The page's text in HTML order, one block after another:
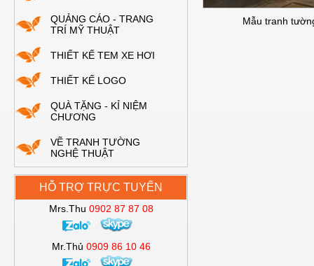
QUẢNG CÁO - TRANG
TRÍ MỸ THUẬT
THIẾT KẾ TEM XE HƠI
THIẾT KẾ LOGO
QUÀ TẶNG - KỈ NIỆM
CHƯƠNG
VẼ TRANH TƯỜNG
NGHỆ THUẬT
HỖ TRỢ TRỰC TUYẾN
Mrs.Thu 0902 87 87 08
Mr.Thủ 0909 86 10 46
Mẫu tranh